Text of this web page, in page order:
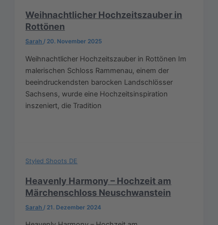
Weihnachtlicher Hochzeitszauber in
Rottönen
Sarah/ 20. November 2025
Weihnachtlicher Hochzeitszauber in Rottönen Im
malerischen Schloss Rammenau, einem der
beeindruckendsten barocken Landschlösser
Sachsens, wurde eine Hochzeitsinspiration
inszeniert, die Tradition
Styled Shoots DE
Heavenly Harmony – Hochzeit am
Märchenschloss Neuschwanstein
Sarah / 21. Dezember 2024